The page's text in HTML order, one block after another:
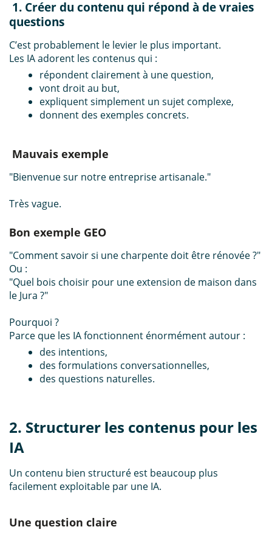
1. Créer du contenu qui répond à de vraies
questions
C’est probablement le levier le plus important.
Les IA adorent les contenus qui :
répondent clairement à une question,
vont droit au but,
expliquent simplement un sujet complexe,
donnent des exemples concrets.
Mauvais exemple
"Bienvenue sur notre entreprise artisanale."
Très vague.
Bon exemple GEO
"Comment savoir si une charpente doit être rénovée ?"
Ou :
"Quel bois choisir pour une extension de maison dans
le Jura ?"
Pourquoi ?
Parce que les IA fonctionnent énormément autour :
des intentions,
des formulations conversationnelles,
des questions naturelles.
2. Structurer les contenus pour les
IA
Un contenu bien structuré est beaucoup plus
facilement exploitable par une IA.
Une question claire